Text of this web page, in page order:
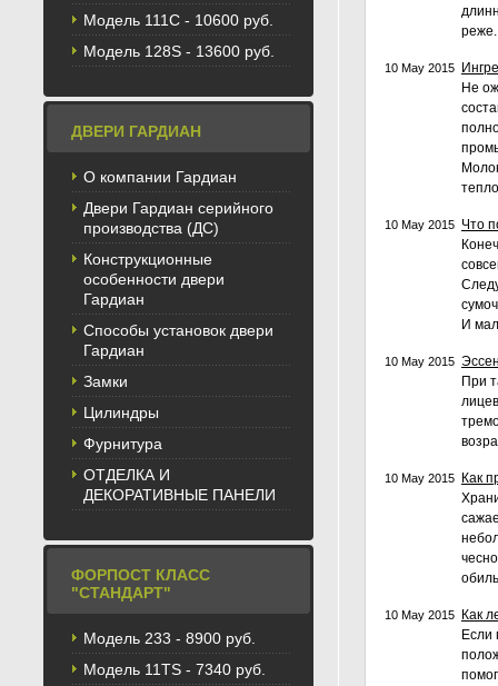
Модель 111С - 10600 руб.
Модель 128S - 13600 руб.
ДВЕРИ ГАРДИАН
О компании Гардиан
Двери Гардиан серийного
производства (ДС)
Конструкционные
особенности двери
Гардиан
Способы установок двери
Гардиан
Замки
Цилиндры
Фурнитура
ОТДЕЛКА И
ДЕКОРАТИВНЫЕ ПАНЕЛИ
ФОРПОСТ КЛАСС
"СТАНДАРТ"
Модель 233 - 8900 руб.
Модель 11TS - 7340 руб.
реже.
10 May 2015
Не
10 May 2015 Что
И
10 May 2015
При
10 May 2015
Как
10 May 2015
Как
Если